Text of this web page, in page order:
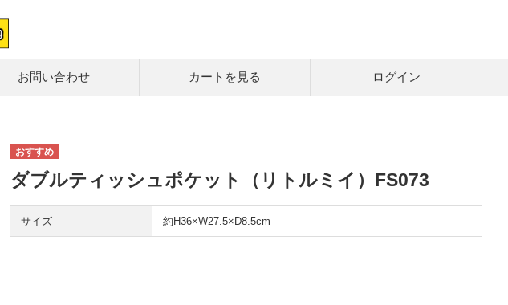
お問い合わせ カートを見る ログイン
ダブルティッシュポケット（リトルミイ）FS073
サイズ 約H36×W27.5×D8.5cm